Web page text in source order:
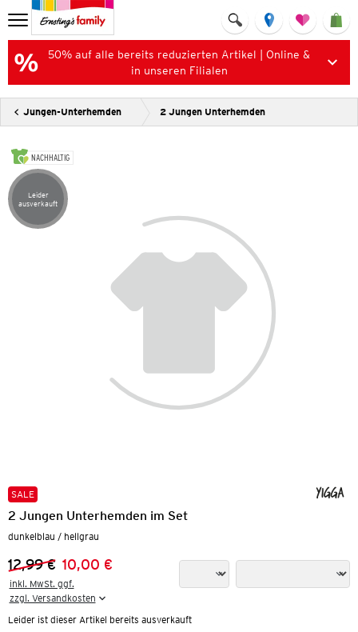
50% auf alle bereits reduzierten Artikel | Online &
in unseren Filialen
Jungen-Unterhemden 2 Jungen Unterhemden
NACHHALTIG
Artikel leider ausverkauft
Leider
ausverkauft
SALE
2 Jungen Unterhemden im Set
dunkelblau / hellgrau
Vorheriger Preis:
12,99 €
Neuer Preis:
10,00 €
inkl. MwSt. ggf.
zzgl. Versandkosten
Leider ist dieser Artikel bereits ausverkauft